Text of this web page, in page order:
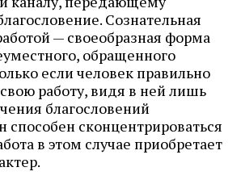
Сознательная
— своеобразная форма
обращенного
если человек правильно
работу, видя в ней лишь
благословений
сконцентрироваться
в этом случае приобретает